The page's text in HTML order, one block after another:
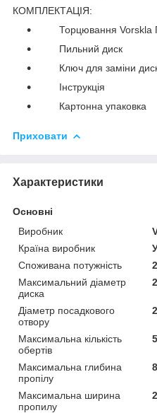
КОМПЛЕКТАЦІЯ:
Торцювання Vorskla
Пильний диск
Ключ для заміни
Інструкція
Картонна упаковка
Приховати
Характеристики
Основні
Виробник
Країна виробник
Споживана потужність
Максимальний діаметр
диска
Діаметр посадкового
отвору
Максимальна кількість
обертів
Максимальна глибина
пропілу
Максимальна ширина
пропилу